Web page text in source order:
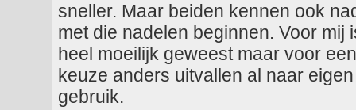
sneller. Maar beiden kennen ook
met die nadelen beginnen. Voor mij
heel moeilijk geweest maar voor
keuze anders uitvallen al naar
gebruik.